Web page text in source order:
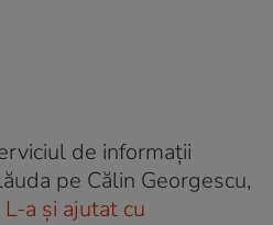
de informații
pe Călin Georgescu,
L-a și ajutat cu